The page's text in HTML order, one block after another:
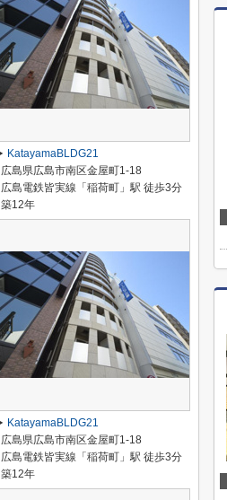
KatayamaBLDG21
広島県広島市南区金屋町1-18
広島電鉄皆実線「稲荷町」駅 徒歩3分
築12年
KatayamaBLDG21
広島県広島市南区金屋町1-18
広島電鉄皆実線「稲荷町」駅 徒歩3分
築12年